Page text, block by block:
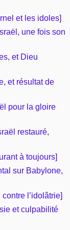
et les idoles]
une fois son
et Dieu
et résultat de
pour la gloire
restauré,
à toujours]
sur Babylone,
l’idolâtrie]
et culpabilité